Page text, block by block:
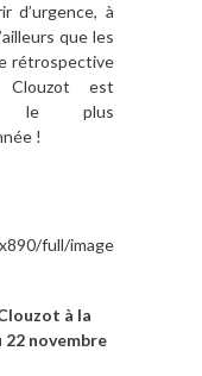
d’urgence, à
que les
rétrospective
Clouzot est
le plus
!
à la
22 novembre